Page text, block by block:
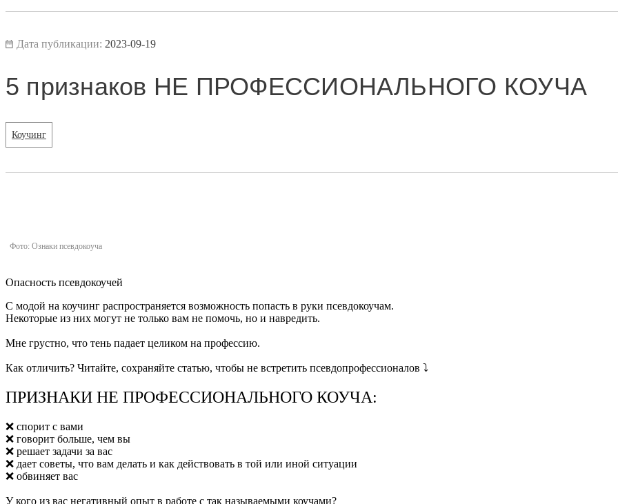
Дата публикации: 2023-09-19
5 признаков НЕ ПРОФЕССИОНАЛЬНОГО КОУЧА
Коучинг
Фото: Ознаки псевдокоуча
Опасность псевдокоучей
С модой на коучинг распространяется возможность попасть в руки псевдокоучам.
Некоторые из них могут не только вам не помочь, но и навредить.
Мне грустно, что тень падает целиком на профессию.
Как отличить? Читайте, сохраняйте статью, чтобы не встретить псевдопрофессионалов ⤵️
ПРИЗНАКИ НЕ ПРОФЕССИОНАЛЬНОГО КОУЧА:
❌ спорит с вами
❌ говорит больше, чем вы
❌ решает задачи за вас
❌ дает советы, что вам делать и как действовать в той или иной ситуации
❌ обвиняет вас
У кого из вас негативный опыт в работе с так называемыми коучами?